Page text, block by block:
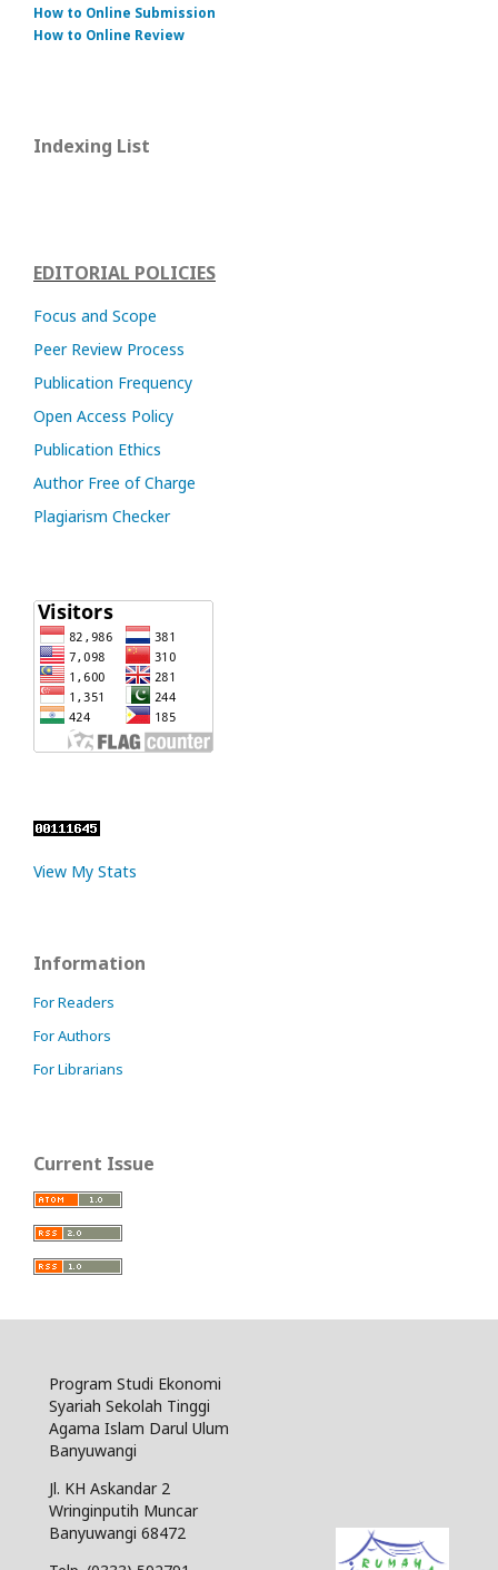
How to Online Submission
How to Online Review
Indexing List
EDITORIAL POLICIES
Focus and Scope
Peer Review Process
Publication Frequency
Open Access Policy
Publication Ethics
Author Free of Charge
Plagiarism Checker
View My Stats
Information
For Readers
For Authors
For Librarians
Current Issue
Program Studi Ekonomi
Syariah Sekolah Tinggi
Agama Islam Darul Ulum
Banyuwangi
Jl. KH Askandar 2
Wringinputih Muncar
Banyuwangi 68472